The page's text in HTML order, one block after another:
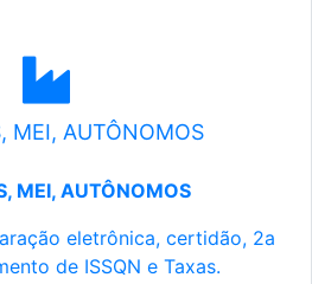
MEI, AUTÔNOMOS
MEI, AUTÔNOMOS
eletrônica, certidão, 2a
de ISSQN e Taxas.